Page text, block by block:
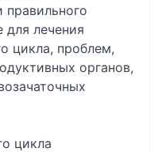
правильного
для лечения
цикла, проблем,
органов,
цикла